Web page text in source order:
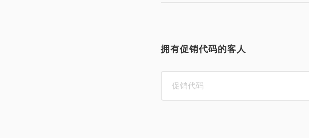
拥有促销代码的客人